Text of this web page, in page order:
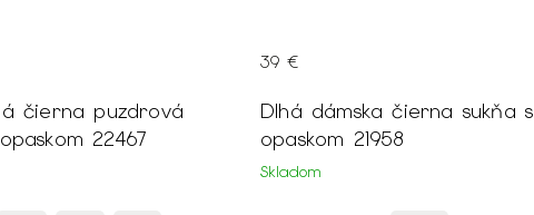
čierna puzdrová
22467
Dlhá dámska čierna sukňa s
opaskom 21958
Skladom
39 €